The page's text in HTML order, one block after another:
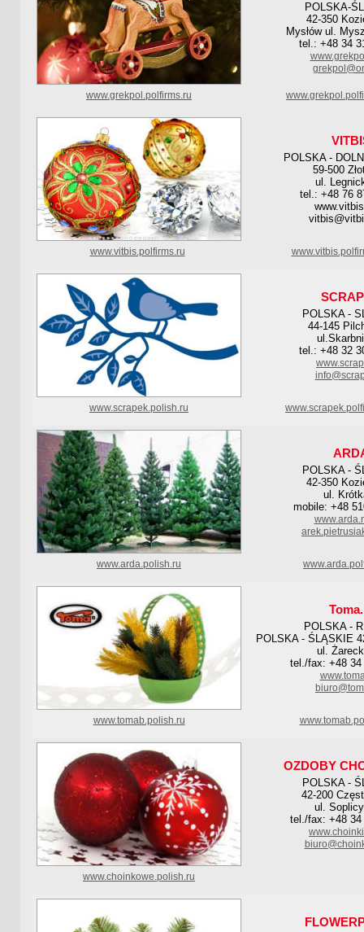
POLSKA-
42-350
Mysłów ul.
tel.: +48 34
www.grekpol.polfirms.ru
POLSKA -
59-500
ul.
tel.: +48 76
www.vitbis.polfirms.ru
POLSKA -
44-145
tel.: +48 32
www.scrapek.polish.ru
POLSKA -
42-350
ul.
mobile: +48
www.arda.polish.ru
POLSKA -
POLSKA - ŚLĄSKIE
ul.
tel./fax: +48 34
www.tomab.polish.ru
OZDOBY
POLSKA -
42-200
ul.
tel./fax: +48 34
www.choinkowe.polish.ru